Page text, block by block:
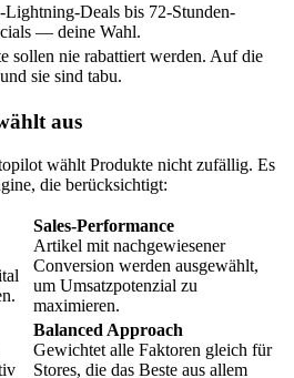
Deals bis 72-Stunden-
— deine Wahl.
sollen nie rabattiert werden. Auf die
sie sind tabu.
aus
wählt Produkte nicht zufällig. Es
die berücksichtigt:
Sales-Performance
Artikel mit nachgewiesener
Conversion werden ausgewählt,
um Umsatzpotenzial zu
maximieren.
Balanced Approach
Gewichtet alle Faktoren gleich für
Stores, die das Beste aus allem